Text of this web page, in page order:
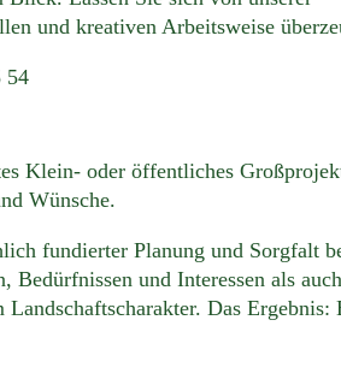
und kreativen Arbeitsweise
54
Klein- oder öffentliches
Wünsche.
fundierter Planung und Sorgfalt
und Interessen als
Das Ergebnis: